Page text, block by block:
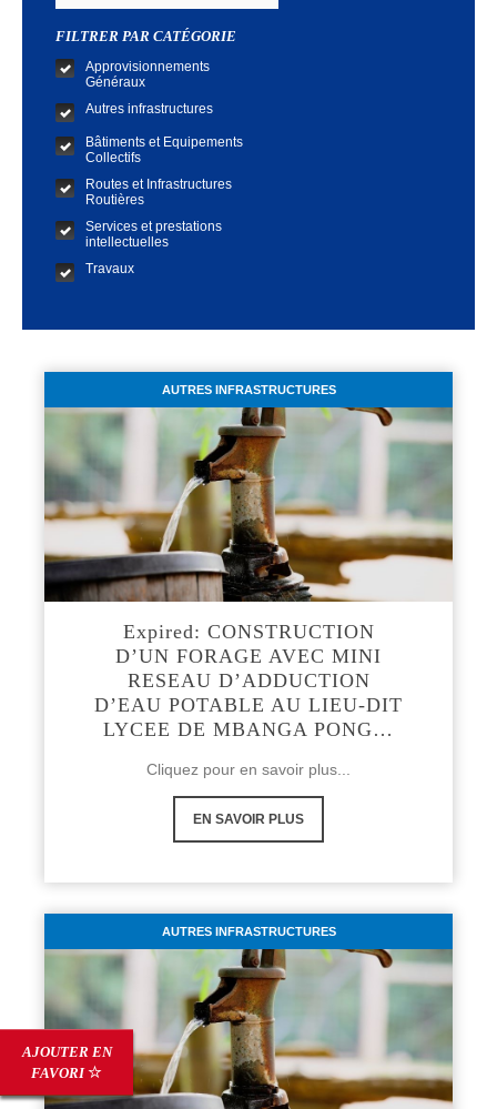
FILTRER PAR CATÉGORIE
Approvisionnements
Généraux
Autres infrastructures
Bâtiments et Equipements
Collectifs
Routes et Infrastructures
Routières
Services et prestations
intellectuelles
Travaux
AUTRES INFRASTRUCTURES
Expired: CONSTRUCTION
D’UN FORAGE AVEC MINI
RESEAU D’ADDUCTION
D’EAU POTABLE AU LIEU-DIT
LYCEE DE MBANGA PONG…
Cliquez pour en savoir plus...
EN SAVOIR PLUS
AUTRES INFRASTRUCTURES
AJOUTER EN
FAVORI